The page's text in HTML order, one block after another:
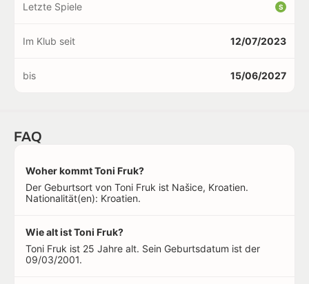
Letzte Spiele S
Im Klub seit 12/07/2023
bis 15/06/2027
FAQ
Woher kommt Toni Fruk?
Der Geburtsort von Toni Fruk ist Našice, Kroatien.
Nationalität(en): Kroatien.
Wie alt ist Toni Fruk?
Toni Fruk ist 25 Jahre alt. Sein Geburtsdatum ist der
09/03/2001.